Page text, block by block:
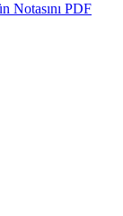
Notasını PDF